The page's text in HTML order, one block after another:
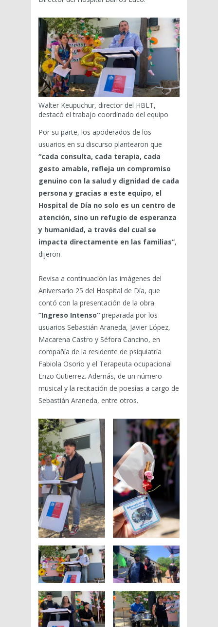
Walter Keupuchur, director del HBLT,
destacó el trabajo coordinado del equipo
Por su parte, los apoderados de los
usuarios en su discurso plantearon que
“cada consulta, cada terapia, cada
gesto amable, refleja un compromiso
genuino con la salud y dignidad de cada
persona y gracias a este equipo, el
Hospital de Día no solo es un centro de
atención, sino un refugio de esperanza
y humanidad, a través del cual se
impacta directamente en las familias”,
dijeron.
Revisa a continuación las imágenes del
Aniversario 25 del Hospital de Día, que
contó con la presentación de la obra
“Ingreso Intenso“ preparada por los
usuarios Sebastián Araneda, Javier López,
Macarena Castro y Séfora Cancino, en
compañía de la residente de psiquiatría
Fabiola Osorio y el Terapeuta ocupacional
Enzo Gutierrez. Además, de un número
musical y la recitación de poesías a cargo de
Sebastián Araneda, entre otros.